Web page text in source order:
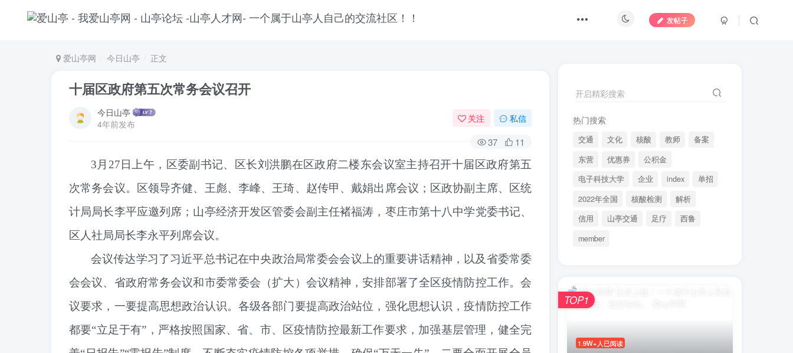
发帖子
爱山亭网 今日山亭 正文
十届区政府第五次常务会议召开
今日山亭
4年前发布
关注 私信
37
11
3月27日上午，区委副书记、区长刘洪鹏在区政府二楼东会议室主持召开十届区政府第五
次常务会议。区领导齐健、王彪、李峰、王琦、赵传甲、戴娟出席会议；区政协副主席、区统
计局局长李平应邀列席；山亭经济开发区管委会副主任褚福涛，枣庄市第十八中学党委书记、
区人社局局长李永平列席会议。
会议传达学习了习近平总书记在中央政治局常委会会议上的重要讲话精神，以及省委常委
会会议、省政府常务会议和市委常委会（扩大）会议精神，安排部署了全区疫情防控工作。会
议要求， 一要提高思想政治认识。 各级各部门要提高政治站位，强化思想认识，疫情防控工作
都要“立足于有”，严格按照国家、省、市、区疫情防控最新工作要求，加强基层管理，健全完
开启精彩搜索
热门搜索
交通 文化 核酸 教师
备案
东营
优惠券
公积金
电子科技大学
企业 index
单招
2022年全国
核酸检测
解析
信用
山亭交通 足疗
西鲁
member
1.9W+人已阅读
TOP1